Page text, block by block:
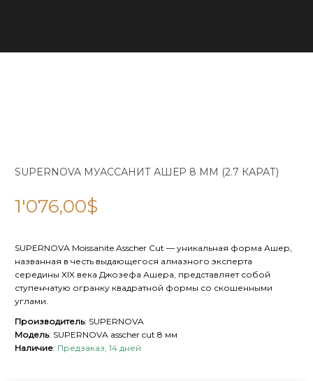
SUPERNOVA МУАССАНИТ АШЕР 8 ММ (2.7 КАРАТ)
1'076,00$
SUPERNOVA Moissanite Asscher Cut — уникальная форма Ашер,
названная в честь выдающегося алмазного эксперта
середины XIX века Джозефа Ашера, представляет собой
ступенчатую огранку квадратной формы со скошенными
углами.
Производитель: SUPERNOVA
Модель: SUPERNOVA asscher cut 8 мм
Наличие: Предзаказ, 14 дней